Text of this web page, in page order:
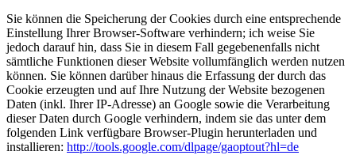
Sie können die Speicherung der Cookies durch eine entsprechende
Einstellung Ihrer Browser-Software verhindern; ich weise Sie
jedoch darauf hin, dass Sie in diesem Fall gegebenenfalls nicht
sämtliche Funktionen dieser Website vollumfänglich werden nutzen
können. Sie können darüber hinaus die Erfassung der durch das
Cookie erzeugten und auf Ihre Nutzung der Website bezogenen
Daten (inkl. Ihrer IP-Adresse) an Google sowie die Verarbeitung
dieser Daten durch Google verhindern, indem sie das unter dem
folgenden Link verfügbare Browser-Plugin herunterladen und
installieren: http://tools.google.com/dlpage/gaoptout?hl=de